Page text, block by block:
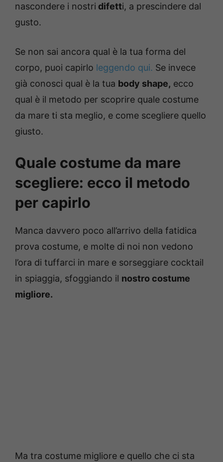
nascondere i nostri difetti, a prescindere dal
gusto.
Se non sai ancora qual è la tua forma del
corpo, puoi capirlo leggendo qui. Se invece
già conosci qual è la tua body shape, ecco
qual è il metodo per scoprire quale costume
da mare ti sta meglio, e come scegliere quello
giusto.
Quale costume da mare
scegliere: ecco il metodo
per capirlo
Manca davvero poco all’arrivo della fatidica
prova costume, e molte di noi non vedono
l’ora di tuffarci in mare e sorseggiare cocktail
in spiaggia, sfoggiando il nostro costume
migliore.
Ma tra costume migliore e quello che ci sta